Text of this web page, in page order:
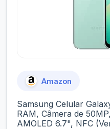
Amazon
Samsung Celular
RAM, Câmera de
AMOLED 6.7", NFC